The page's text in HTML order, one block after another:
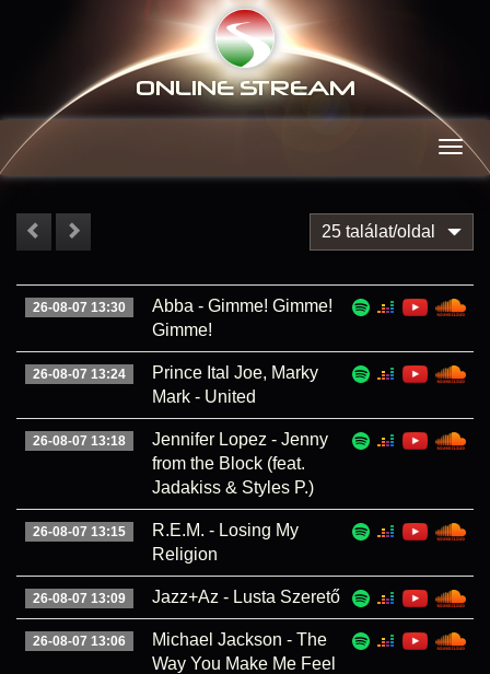
ONLINE STREAM
25 találat/oldal
26-08-07 13:30
Abba - Gimme! Gimme!
Gimme!
26-08-07 13:24
Prince Ital Joe, Marky
Mark - United
26-08-07 13:18
Jennifer Lopez - Jenny
from the Block (feat.
Jadakiss & Styles P.)
26-08-07 13:15
R.E.M. - Losing My
Religion
26-08-07 13:09 Jazz+Az - Lusta Szerető
26-08-07 13:06
Michael Jackson - The
Way You Make Me Feel